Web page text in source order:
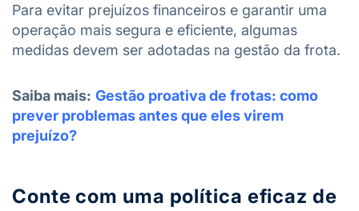
Para evitar prejuízos financeiros e garantir uma
operação mais segura e eficiente, algumas
medidas devem ser adotadas na gestão da frota.
Saiba mais: Gestão proativa de frotas: como
prever problemas antes que eles virem
prejuízo?
Conte com uma política eficaz de